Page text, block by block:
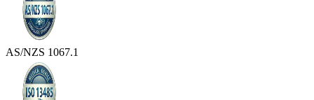
AS/NZS 1067.1